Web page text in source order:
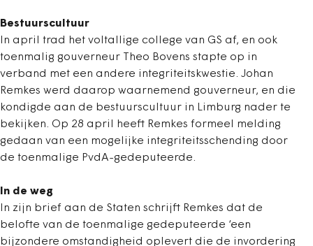
Bestuurscultuur
In april trad het voltallige college van GS af, en ook
toenmalig gouverneur Theo Bovens stapte op in
verband met een andere integriteitskwestie. Johan
Remkes werd daarop waarnemend gouverneur, en die
kondigde aan de bestuurscultuur in Limburg nader te
bekijken. Op 28 april heeft Remkes formeel melding
gedaan van een mogelijke integriteitsschending door
de toenmalige PvdA-gedeputeerde.
In de weg
In zijn brief aan de Staten schrijft Remkes dat de
belofte van de toenmalige gedeputeerde ‘een
bijzondere omstandigheid oplevert die de invordering